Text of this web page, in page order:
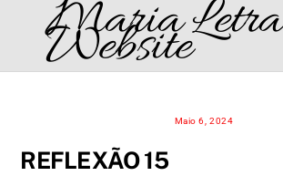
content
Maria Letra
Website
Maio 6, 2024
REFLEXÃO 15